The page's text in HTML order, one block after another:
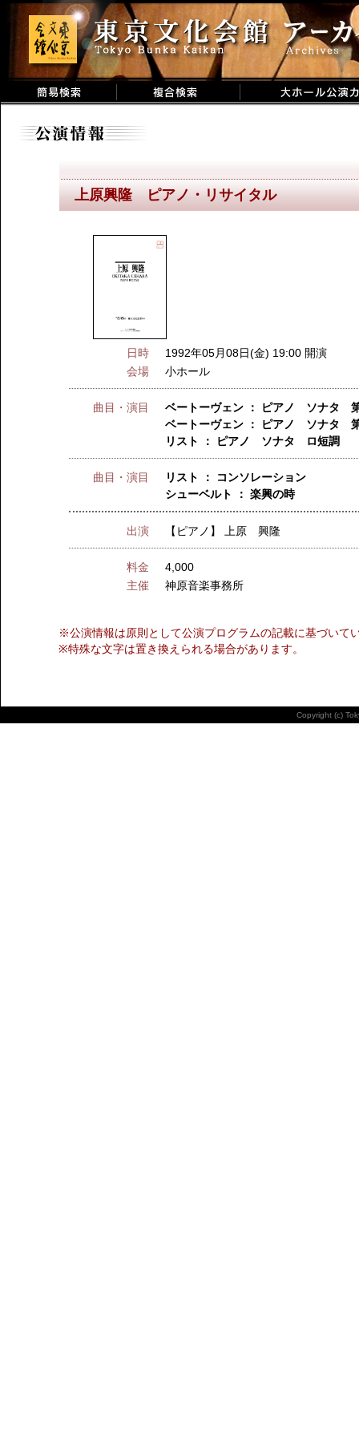
上原興隆 ピアノ・リサイタル
日時
1992年05月08日(金) 19:00 開演
会場
小ホール
曲目・演目
ベートーヴェン ： ピアノ ソナタ
ベートーヴェン ： ピアノ ソナタ
リスト ： ピアノ ソナタ ロ短調
曲目・演目
リスト ： コンソレーション
シューベルト ： 楽興の時
出演 【ピアノ】 上原 興隆
料金
4,000
主催
神原音楽事務所
※公演情報は原則として公演プログラムの記載に基づいて
※特殊な文字は置き換えられる場合があります。
Copyright (c)